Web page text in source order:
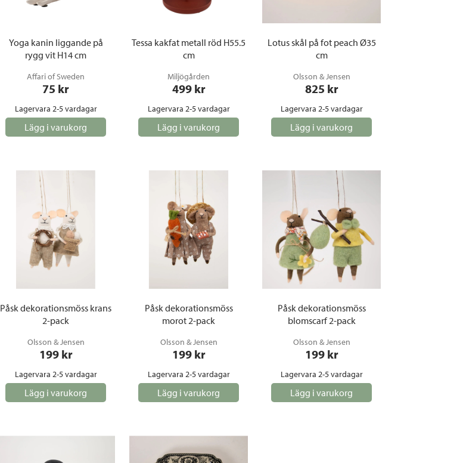
Yoga kanin liggande på
rygg vit H14 cm
Affari of Sweden
75 kr
Lagervara 2-5 vardagar
Lägg i varukorg
Tessa kakfat metall röd H55.5
cm
Miljögården
499 kr
Lagervara 2-5 vardagar
Lägg i varukorg
Lotus skål på fot peach Ø35
cm
Olsson & Jensen
825 kr
Lagervara 2-5 vardagar
Lägg i varukorg
Påsk dekorationsmöss krans
2-pack
Olsson & Jensen
199 kr
Lagervara 2-5 vardagar
Lägg i varukorg
Påsk dekorationsmöss
morot 2-pack
Olsson & Jensen
199 kr
Lagervara 2-5 vardagar
Lägg i varukorg
Påsk dekorationsmöss
blomscarf 2-pack
Olsson & Jensen
199 kr
Lagervara 2-5 vardagar
Lägg i varukorg